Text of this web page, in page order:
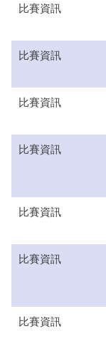
比賽資訊
比賽資訊
比賽資訊
比賽資訊
比賽資訊
比賽資訊
比賽資訊